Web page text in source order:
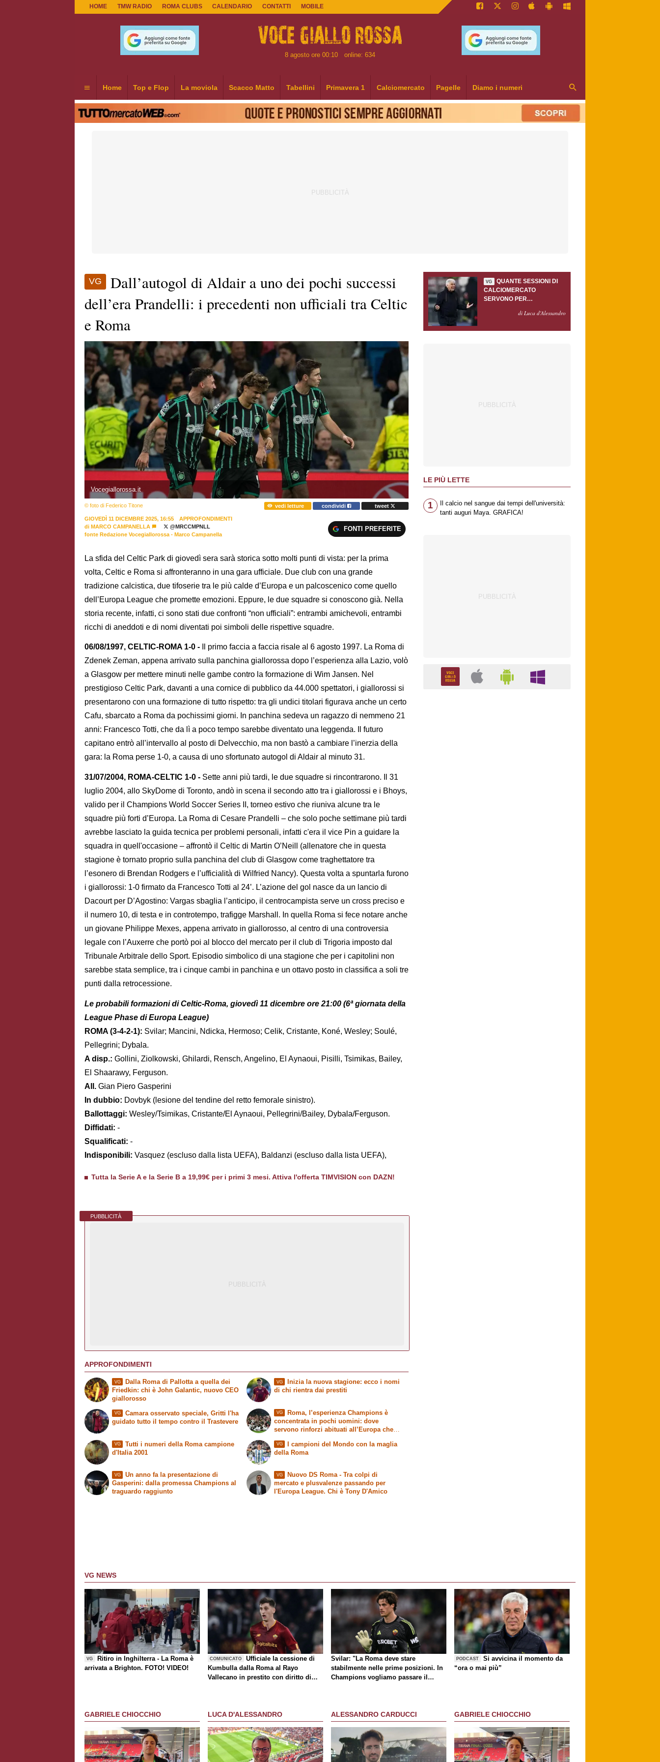
HOME TMW RADIO ROMA CLUBS CALENDARIO CONTATTI MOBILE
8 agosto ore 00:10 online: 634
Home Top e Flop La moviola Scacco Matto Tabellini Primavera 1 Calciomercato Pagelle Diamo i numeri
VG
Dall’autogol di Aldair a uno dei pochi successi
dell’era Prandelli: i precedenti non ufficiali tra Celtic
e Roma
Vocegiallorossa.it
© foto di Federico Titone vedi letture condividi tweet
GIOVEDÌ 11 DICEMBRE 2025, 16:55
APPROFONDIMENTI
di MARCO CAMPANELLA
@MRCCMPNLL
fonte Redazione Vocegiallorossa - Marco Campanella
FONTI PREFERITE
La sfida del Celtic Park di giovedì sera sarà storica sotto molti punti di vista: per la prima
volta, Celtic e Roma si affronteranno in una gara ufficiale. Due club con una grande
tradizione calcistica, due tifoserie tra le più calde d’Europa e un palcoscenico come quello
dell’Europa League che promette emozioni. Eppure, le due squadre si conoscono già. Nella
storia recente, infatti, ci sono stati due confronti “non ufficiali”: entrambi amichevoli, entrambi
ricchi di aneddoti e di nomi diventati poi simboli delle rispettive squadre.
06/08/1997, CELTIC-ROMA 1-0 - Il primo faccia a faccia risale al 6 agosto 1997. La Roma di
Zdenek Zeman, appena arrivato sulla panchina giallorossa dopo l’esperienza alla Lazio, volò
a Glasgow per mettere minuti nelle gambe contro la formazione di Wim Jansen. Nel
prestigioso Celtic Park, davanti a una cornice di pubblico da 44.000 spettatori, i giallorossi si
presentarono con una formazione di tutto rispetto: tra gli undici titolari figurava anche un certo
Cafu, sbarcato a Roma da pochissimi giorni. In panchina sedeva un ragazzo di nemmeno 21
anni: Francesco Totti, che da lì a poco tempo sarebbe diventato una leggenda. Il futuro
capitano entrò all’intervallo al posto di Delvecchio, ma non bastò a cambiare l’inerzia della
gara: la Roma perse 1-0, a causa di uno sfortunato autogol di Aldair al minuto 31.
31/07/2004, ROMA-CELTIC 1-0 - Sette anni più tardi, le due squadre si rincontrarono. Il 31
luglio 2004, allo SkyDome di Toronto, andò in scena il secondo atto tra i giallorossi e i Bhoys,
valido per il Champions World Soccer Series II, torneo estivo che riuniva alcune tra le
squadre più forti d’Europa. La Roma di Cesare Prandelli – che solo poche settimane più tardi
avrebbe lasciato la guida tecnica per problemi personali, infatti c'era il vice Pin a guidare la
squadra in quell'occasione – affrontò il Celtic di Martin O’Neill (allenatore che in questa
stagione è tornato proprio sulla panchina del club di Glasgow come traghettatore tra
l’esonero di Brendan Rodgers e l’ufficialità di Wilfried Nancy). Questa volta a spuntarla furono
i giallorossi: 1-0 firmato da Francesco Totti al 24’. L’azione del gol nasce da un lancio di
Dacourt per D’Agostino: Vargas sbaglia l’anticipo, il centrocampista serve un cross preciso e
il numero 10, di testa e in controtempo, trafigge Marshall. In quella Roma si fece notare anche
un giovane Philippe Mexes, appena arrivato in giallorosso, al centro di una controversia
legale con l’Auxerre che portò poi al blocco del mercato per il club di Trigoria imposto dal
Tribunale Arbitrale dello Sport. Episodio simbolico di una stagione che per i capitolini non
sarebbe stata semplice, tra i cinque cambi in panchina e un ottavo posto in classifica a soli tre
punti dalla retrocessione.
Le probabili formazioni di Celtic-Roma, giovedì 11 dicembre ore 21:00 (6ª giornata della
League Phase di Europa League)
ROMA (3-4-2-1): Svilar; Mancini, Ndicka, Hermoso; Celik, Cristante, Koné, Wesley; Soulé,
Pellegrini; Dybala.
A disp.: Gollini, Ziolkowski, Ghilardi, Rensch, Angelino, El Aynaoui, Pisilli, Tsimikas, Bailey,
El Shaarawy, Ferguson.
All. Gian Piero Gasperini
In dubbio: Dovbyk (lesione del tendine del retto femorale sinistro).
Ballottaggi: Wesley/Tsimikas, Cristante/El Aynaoui, Pellegrini/Bailey, Dybala/Ferguson.
Diffidati: -
Squalificati: -
Indisponibili: Vasquez (escluso dalla lista UEFA), Baldanzi (escluso dalla lista UEFA),
Tutta la Serie A e la Serie B a 19,99€ per i primi 3 mesi. Attiva l'offerta TIMVISION con DAZN!
PUBBLICITÀ
APPROFONDIMENTI
VG
Dalla Roma di Pallotta a quella dei
Friedkin: chi è John Galantic, nuovo CEO
giallorosso
VG
Camara osservato speciale, Gritti l'ha
guidato tutto il tempo contro il Trastevere
VG
Inizia la nuova stagione: ecco i nomi
di chi rientra dai prestiti
VG
Roma, l’esperienza Champions è
concentrata in pochi uomini: dove
servono rinforzi abituati all’Europa che
VG
Tutti i numeri della Roma campione
d'Italia 2001
VG
Un anno fa la presentazione di
Gasperini: dalla promessa Champions al
traguardo raggiunto
VG
I campioni del Mondo con la maglia
della Roma
VG
Nuovo DS Roma - Tra colpi di
mercato e plusvalenze passando per
l'Europa League. Chi è Tony D'Amico
VG
QUANTE SESSIONI DI
CALCIOMERCATO
SERVONO PER
GASPERINI?di Luca d'Alessandro
LE PIÙ LETTE
1
Il calcio nel sangue dai tempi dell'università:
tanti auguri Maya. GRAFICA!
VG NEWS
VG
Ritiro in Inghilterra - La Roma è
arrivata a Brighton. FOTO! VIDEO!
COMUNICATO
Ufficiale la cessione di
Kumbulla dalla Roma al Rayo
Vallecano in prestito con diritto di
Svilar: "La Roma deve stare
stabilmente nelle prime posizioni. In
Champions vogliamo passare il
PODCAST
Si avvicina il momento da
“ora o mai più”
GABRIELE CHIOCCHIO LUCA D'ALESSANDRO ALESSANDRO CARDUCCI GABRIELE CHIOCCHIO